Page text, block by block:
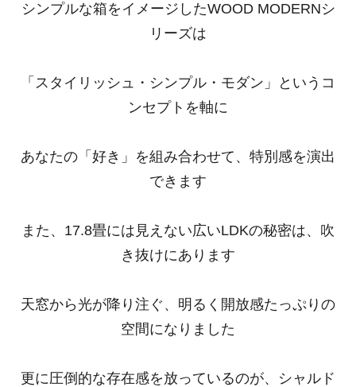
シンプルな箱をイメージしたWOOD MODERNシ
リーズは
「スタイリッシュ・シンプル・モダン」というコ
ンセプトを軸に
あなたの「好き」を組み合わせて、特別感を演出
できます
また、17.8畳には見えない広いLDKの秘密は、吹
き抜けにあります
天窓から光が降り注ぐ、明るく開放感たっぷりの
空間になりました
更に圧倒的な存在感を放っているのが、シャルド